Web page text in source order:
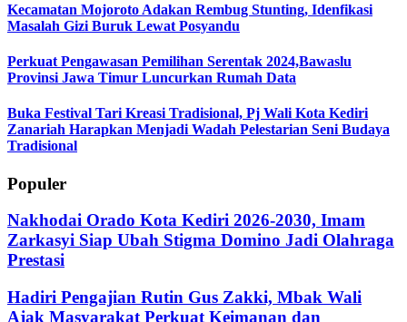
Kecamatan Mojoroto Adakan Rembug Stunting, Idenfikasi
Masalah Gizi Buruk Lewat Posyandu
Perkuat Pengawasan Pemilihan Serentak 2024,Bawaslu
Provinsi Jawa Timur Luncurkan Rumah Data
Buka Festival Tari Kreasi Tradisional, Pj Wali Kota Kediri
Zanariah Harapkan Menjadi Wadah Pelestarian Seni Budaya
Tradisional
Populer
Nakhodai Orado Kota Kediri 2026-2030, Imam
Zarkasyi Siap Ubah Stigma Domino Jadi Olahraga
Prestasi
Hadiri Pengajian Rutin Gus Zakki, Mbak Wali
Ajak Masyarakat Perkuat Keimanan dan